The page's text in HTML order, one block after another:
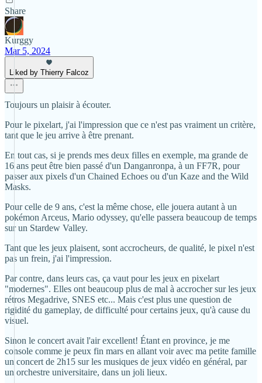
Share
Kurggy
Mar 5, 2024
Liked by Thierry Falcoz
Toujours un plaisir à écouter.
Pour le pixelart, j'ai l'impression que ce n'est pas vraiment un critère,
tant que le jeu arrive à être prenant.
En tout cas, si je prends mes deux filles en exemple, ma grande de
16 ans peut être bien passé d'un Danganronpa, à un FF7R, pour
passer aux pixels d'un Chained Echoes ou d'un Kaze and the Wild
Masks.
Pour celle de 9 ans, c'est la même chose, elle jouera autant à un
pokémon Arceus, Mario odyssey, qu'elle passera beaucoup de temps
sur un Stardew Valley.
Tant que les jeux plaisent, sont accrocheurs, de qualité, le pixel n'est
pas un frein, j'ai l'impression.
Par contre, dans leurs cas, ça vaut pour les jeux en pixelart
"modernes". Elles ont beaucoup plus de mal à accrocher sur les jeux
rétros Megadrive, SNES etc... Mais c'est plus une question de
rigidité du gameplay, de difficulté pour certains jeux, qu'à cause du
visuel.
Sinon le concert avait l'air excellent! Étant en province, je me
console comme je peux fin mars en allant voir avec ma petite famille
un concert de 2h15 sur les musiques de jeux vidéo en général, par
un orchestre universitaire, dans un joli lieux.